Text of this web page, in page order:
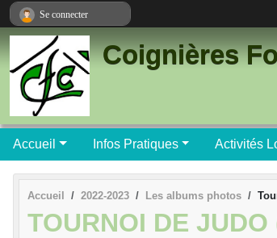
Coignières
Accueil Infos Pratiques Activités
Accueil 2022-2023 Les albums photos
TOURNOI DE
Se connecter
Panneau de gestion des cookies